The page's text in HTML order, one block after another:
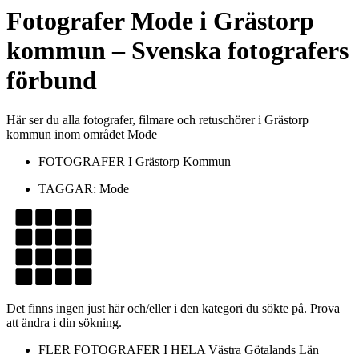
FotograferMode i Grästorp
kommun– Svenska fotografers
förbund
Här ser du alla fotografer, filmare och retuschörer i Grästorp
kommun inom området Mode
FOTOGRAFER I Grästorp Kommun
TAGGAR: Mode
Det finns ingen just här och/eller i den kategori du sökte på. Prova
att ändra i din sökning.
FLER FOTOGRAFER I HELA Västra Götalands Län